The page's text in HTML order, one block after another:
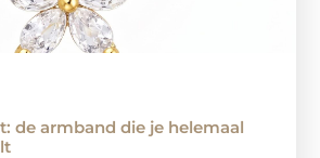
de armband die je helemaal